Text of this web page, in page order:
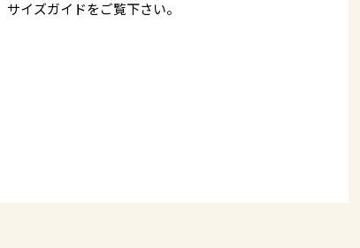
サイズガイドをご覧下さい。